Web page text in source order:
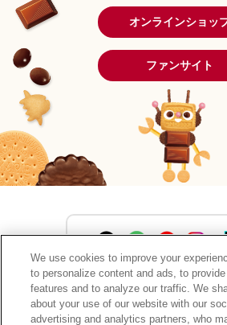
オンラインショッ
ファンサイト
森永製菓公式アカウン
We use cookies to improve your
to personalize content and ads, to
features and to analyze our traffic. We
about your use of our website with our
advertising and analytics partners, who